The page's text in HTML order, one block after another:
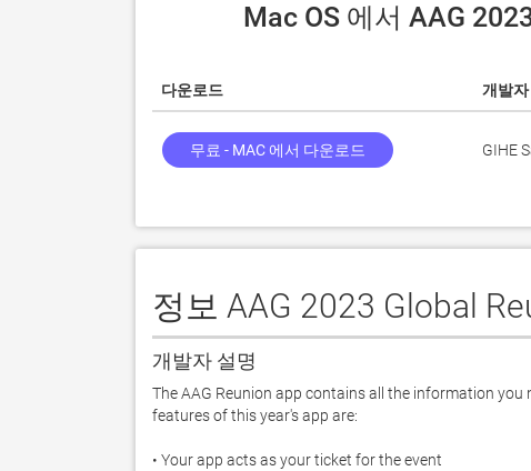
Mac OS 에서 AAG
다운로드 개발자
무료 - MAC 에서 다운로드 GIHE
정보 AAG 2023 Global
개발자 설명
The AAG Reunion app contains all the information
features of this year's app are:
• Your app acts as your ticket for the event